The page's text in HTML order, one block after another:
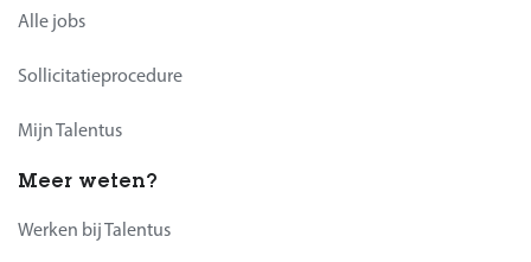
Alle jobs
Sollicitatieprocedure
Mijn Talentus
Meer weten?
Werken bij Talentus